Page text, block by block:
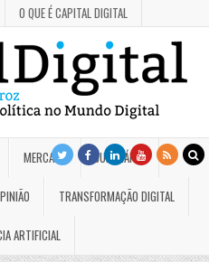
O QUE É CAPITAL DIGITAL
MERCADO JUDICIÁRIO
TRANSFORMAÇÃO DIGITAL
ARTIFICIAL